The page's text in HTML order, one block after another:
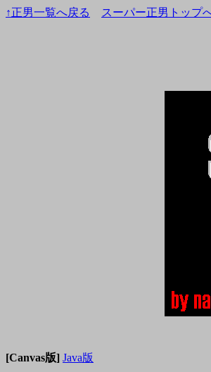
↑正男一覧へ戻る スーパー正男トップ
[Canvas版] Java版